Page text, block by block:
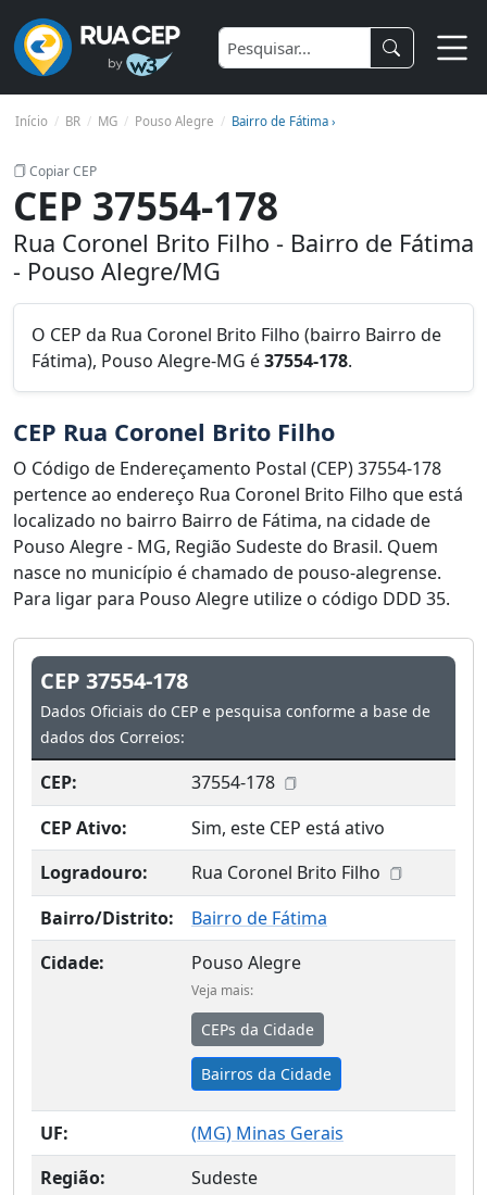
Início BR MG Pouso Alegre Bairro de Fátima ›
Copiar CEP
CEP 37554-178
Rua Coronel Brito Filho - Bairro de Fátima
- Pouso Alegre/MG
O CEP da Rua Coronel Brito Filho (bairro Bairro de
Fátima), Pouso Alegre-MG é37554-178.
CEP Rua Coronel Brito Filho
O Código de Endereçamento Postal (CEP) 37554-178
pertence ao endereço Rua Coronel Brito Filho que está
localizado no bairro Bairro de Fátima, na cidade de
Pouso Alegre - MG, Região Sudeste do Brasil. Quem
nasce no município é chamado de pouso-alegrense.
Para ligar para Pouso Alegre utilize o código DDD 35.
CEP 37554-178
Dados Oficiais do CEP e pesquisa conforme a base de
dados dos Correios:
CEP:
37554-178
CEP Ativo:
Sim, este CEP está ativo
Logradouro:
Rua Coronel Brito Filho
Bairro/Distrito:
Bairro de Fátima
Cidade:
Pouso Alegre
Veja mais:
CEPs da Cidade
Bairros da Cidade
UF: (MG) Minas Gerais
Região:
Sudeste